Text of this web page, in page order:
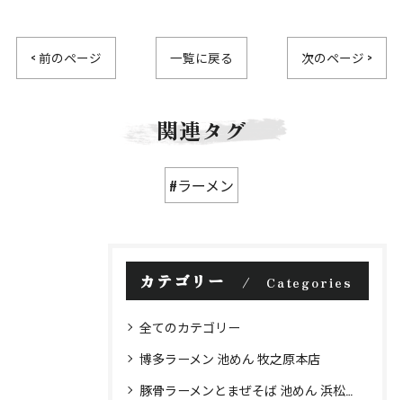
< 前のページ 一覧に戻る 次のページ >
関連タグ
#ラーメン
カテゴリー Categories
全てのカテゴリー
博多ラーメン 池めん 牧之原本店
豚骨ラーメンとまぜそば 池めん 浜松店